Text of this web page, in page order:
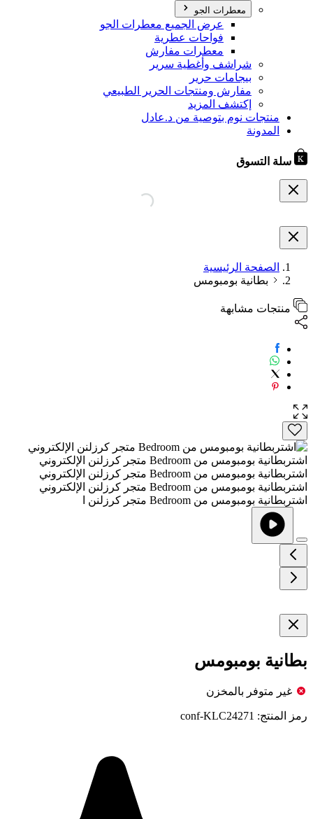
معطرات الجو
عرض الجميع معطرات الجو
فواحات عطرية
معطرات مفارش
شراشف وأغطية سرير
بيجامات حرير
مفارش ومنتجات الحرير الطبيعي
إكتشف المزيد
منتجات نوم بتوصية من د.عادل
المدونة
سلة التسوق
الصفحة الرئيسية
بطانية بومبومس
منتجات مشابهة
بطانية بومبومس
غير متوفر بالمخزن
رمز المنتج: conf-KLC24271